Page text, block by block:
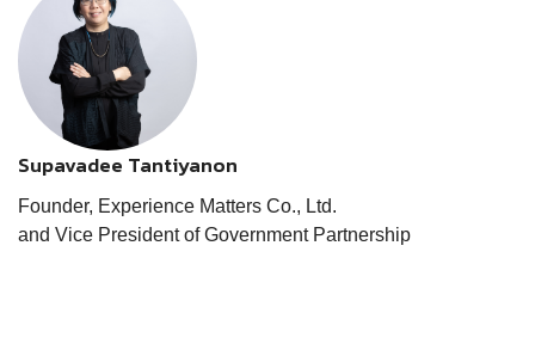
Supavadee Tantiyanon
Founder, Experience Matters Co., Ltd.
and Vice President of Government Partnership